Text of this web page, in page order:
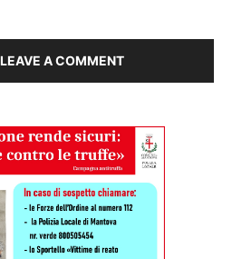
A COMMENT